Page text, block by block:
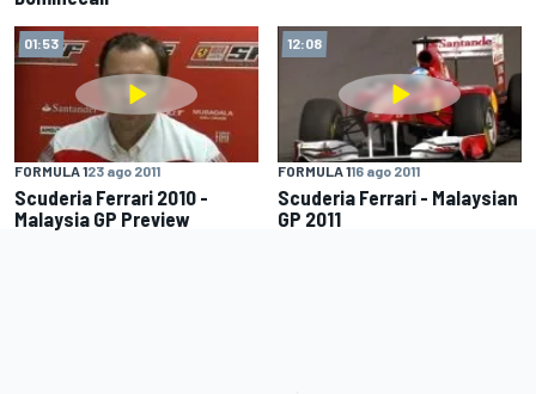
01:53
FORMULA 123 ago 2011
Scuderia Ferrari 2010 -
Malaysia GP Preview
12:08
FORMULA 116 ago 2011
Scuderia Ferrari - Malaysian
GP 2011